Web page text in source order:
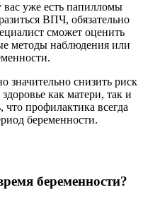
вас уже есть папилломы
ВПЧ, обязательно
сможет оценить
методы наблюдения или
значительно снизить риск
как матери, так и
профилактика всегда
беременности.
беременности?